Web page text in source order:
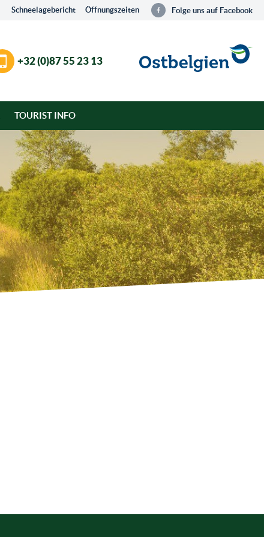
Schneelagebericht Öffnungszeiten Folge uns auf Facebook
+32 (0)87 55 23 13
TOURIST INFO